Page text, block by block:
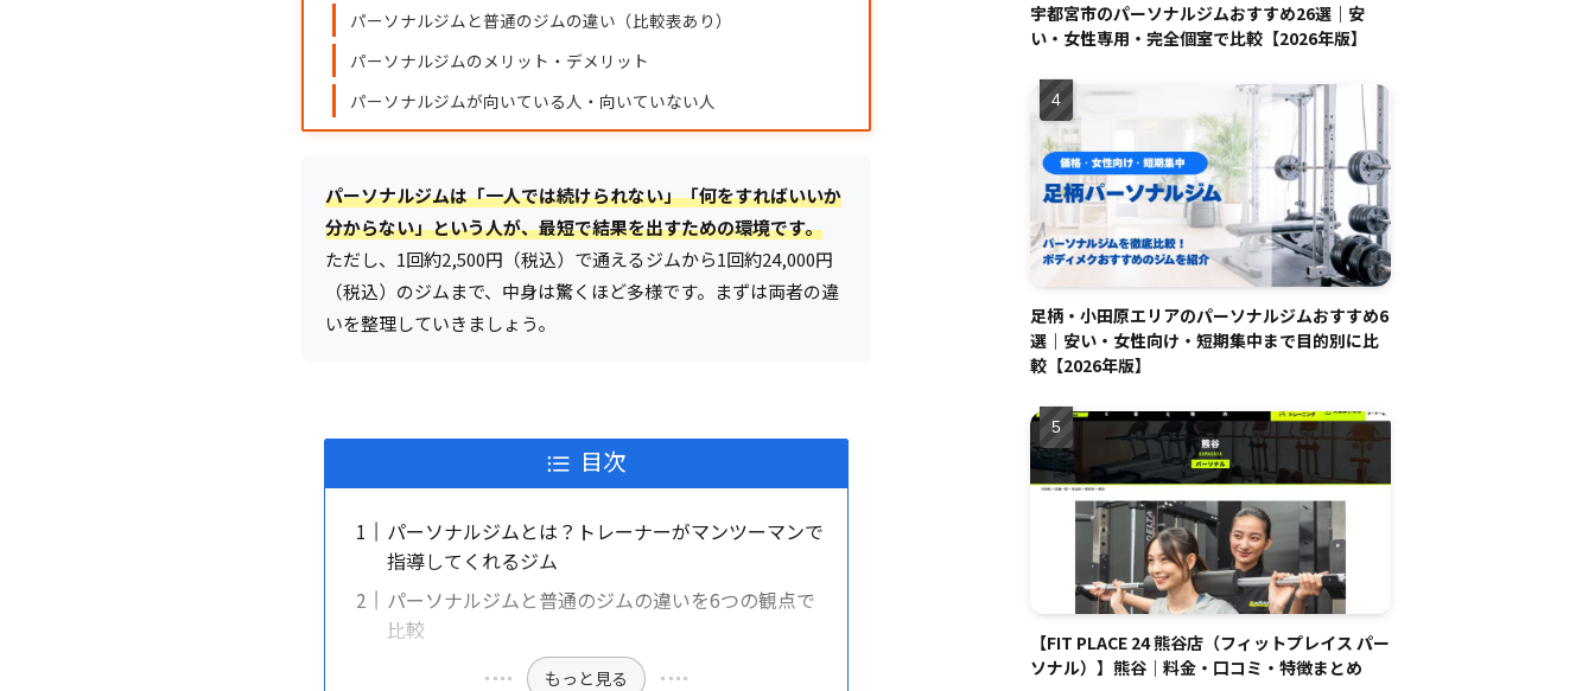
パーソナルジムと普通のジムの違い（比較表あり）
パーソナルジムのメリット・デメリット
パーソナルジムが向いている人・向いていない人
パーソナルジムは「一人では続けられない」「何をすればいいか
分からない」という人が、最短で結果を出すための環境です。
ただし、1回約2,500円（税込）で通えるジムから1回約24,000円
（税込）のジムまで、中身は驚くほど多様です。まずは両者の違
いを整理していきましょう。
目次
パーソナルジムとは？トレーナーがマンツーマンで
指導してくれるジム
パーソナルジムと普通のジムの違いを6つの観点で
比較
もっと見る
宇都宮市のパーソナルジムおすすめ26選｜安
い・女性専用・完全個室で比較【2026年版】
足柄・小田原エリアのパーソナルジムおすすめ6
選｜安い・女性向け・短期集中まで目的別に比
較【2026年版】
【FIT PLACE 24 熊谷店（フィットプレイス パー
ソナル）】熊谷｜料金・口コミ・特徴まとめ